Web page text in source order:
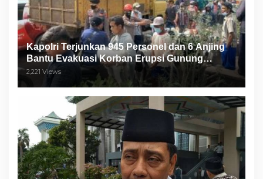
Kapolri Terjunkan 945 Personel dan 6 Anjing
Bantu Evakuasi Korban Erupsi Gunung
Semeru
2,221 Views